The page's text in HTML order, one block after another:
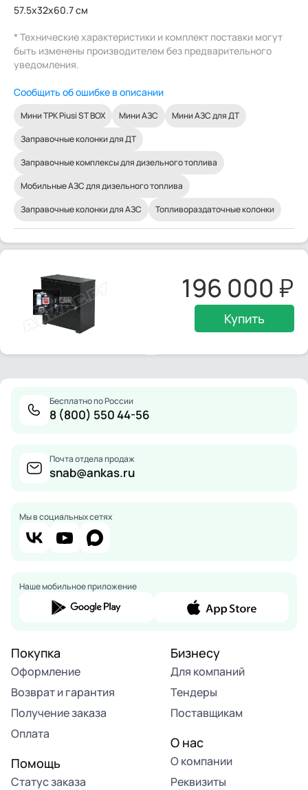
57.5x32x60.7 см
* Технические характеристики и комплект поставки могут
быть изменены производителем без предварительного
уведомления.
Сообщить об ошибке в описании
Мини ТРК Piusi ST BOX Мини АЗС
Мини АЗС для ДТ
Заправочные колонки для ДТ
Заправочные комплексы для дизельного топлива
Мобильные АЗС для дизельного топлива
Заправочные колонки для АЗС
Топливораздаточные колонки
196 000
Купить
Бесплатно по России
8 (800) 550 44-56
Почта отдела продаж
snab@ankas.ru
Мы в социальных сетях
Наше мобильное приложение
Покупка
Оформление
Возврат и гарантия
Получение заказа
Оплата
Помощь
Статус заказа
Бизнесу
Для компаний
Тендеры
Поставщикам
О нас
О компании
Реквизиты